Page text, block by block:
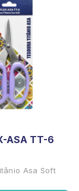
ASA TT-6
Asa Soft